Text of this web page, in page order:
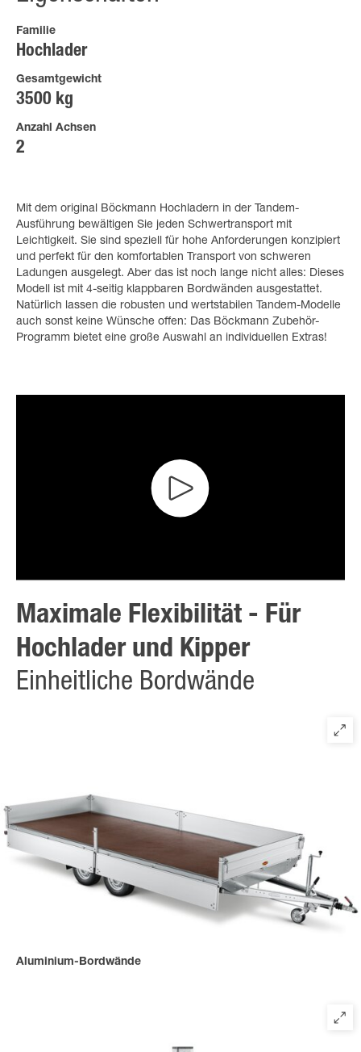
Familie
Hochlader
Gesamtgewicht
3500 kg
Anzahl Achsen
2
Mit dem original Böckmann Hochladern in der Tandem-
Ausführung bewältigen Sie jeden Schwertransport mit
Leichtigkeit. Sie sind speziell für hohe Anforderungen konzipiert
und perfekt für den komfortablen Transport von schweren
Ladungen ausgelegt. Aber das ist noch lange nicht alles: Dieses
Modell ist mit 4-seitig klappbaren Bordwänden ausgestattet.
Natürlich lassen die robusten und wertstabilen Tandem-Modelle
auch sonst keine Wünsche offen: Das Böckmann Zubehör-
Programm bietet eine große Auswahl an individuellen Extras!
Maximale Flexibilität - Für
Hochlader und Kipper
Einheitliche Bordwände
Aluminium-Bordwände